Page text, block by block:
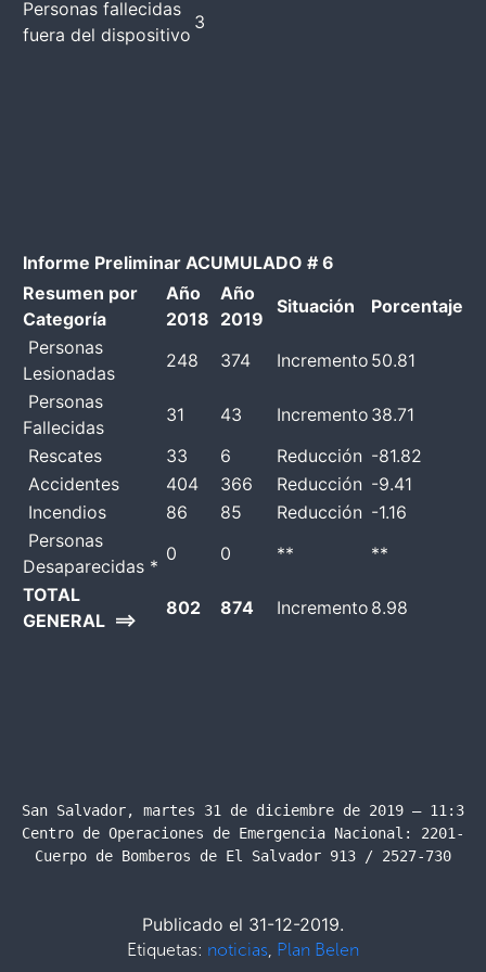
Personas fallecidas
fuera del dispositivo
3
Informe Preliminar ACUMULADO # 6
Resumen por
Categoría
Año
2018
Año
2019
Situación
Porcentaje
Personas
Lesionadas
248 374 Incremento 50.81
Personas
Fallecidas
31 43 Incremento 38.71
Rescates
33 6 Reducción -81.82
Accidentes
404 366 Reducción -9.41
Incendios
86 85 Reducción -1.16
Personas
Desaparecidas *
0 0 **
**
TOTAL
GENERAL ==>
802 874 Incremento 8.98
San Salvador, martes 31 de diciembre de 2019 – 11:30
Centro de Operaciones de Emergencia Nacional: 2201-
Cuerpo de Bomberos de El Salvador 913 / 2527-730
Publicado el 31-12-2019.
Etiquetas: noticias Plan Belen